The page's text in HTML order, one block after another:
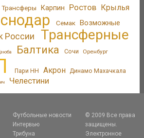
Трансферы Карпин Ростов
Крылья
Семак
Возможные
России
Трансферные
Балтика Сочи Оренбург
Пари НН Акрон Динамо Махачкала
Челестини
Футбольные новости
Интервью
Трибуна
© 2009 Все права
защищены.
Электронное